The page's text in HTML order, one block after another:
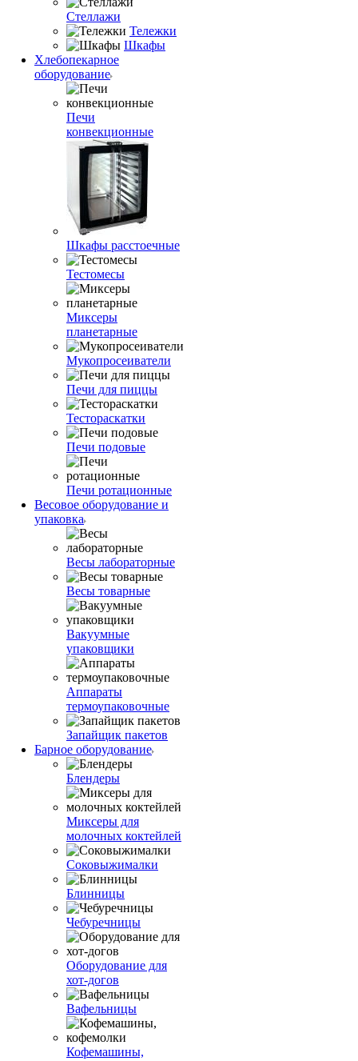
Стеллажи
Тележки
Шкафы
Хлебопекарное
оборудование
Печи
конвекционные
Шкафы расстоечные
Тестомесы
Миксеры
планетарные
Мукопросеиватели
Печи для пиццы
Тестораскатки
Печи подовые
Печи ротационные
Весовое оборудование и
упаковка
Весы лабораторные
Весы товарные
Вакуумные
упаковщики
Аппараты
термоупаковочные
Запайщик пакетов
Барное оборудование
Блендеры
Миксеры для
молочных коктейлей
Соковыжималки
Блинницы
Чебуречницы
Оборудование для
хот-догов
Вафельницы
Кофемашины,